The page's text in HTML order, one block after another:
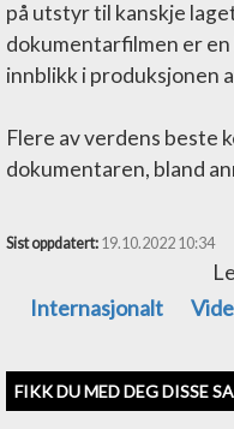
på utstyr til kanskje
dokumentarfilmen er
innblikk i produksjonen
Flere av verdens beste
dokumentaren, bland
Sist oppdatert: 19.10.2022 10:34
Internasjonalt
FIKK DU MED DEG DISSE